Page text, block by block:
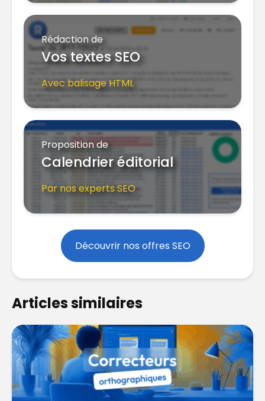
Rédaction de
Vos textes SEO
Avec balisage HTML
Proposition de
Calendrier éditorial
Par nos experts SEO
Découvrir nos offres SEO
Articles similaires